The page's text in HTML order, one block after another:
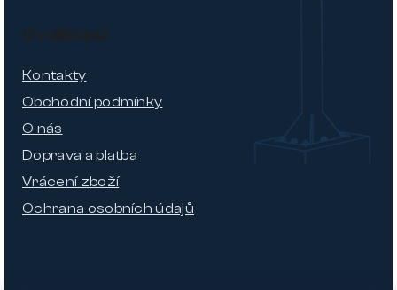
O nákupu
Kontakty
Obchodní podmínky
O nás
Doprava a platba
Vrácení zboží
Ochrana osobních údajů